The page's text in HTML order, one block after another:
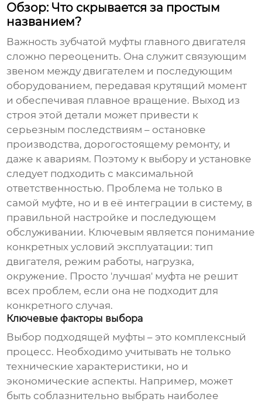
Обзор: Что скрывается за простым
названием?
Важностьзубчатой муфты главного двигателя
сложно переоценить. Она служит связующим
звеном между двигателем и последующим
оборудованием, передавая крутящий момент
и обеспечивая плавное вращение. Выход из
строя этой детали может привести к
серьезным последствиям – остановке
производства, дорогостоящему ремонту, и
даже к авариям. Поэтому к выбору и установке
следует подходить с максимальной
ответственностью. Проблема не только в
самой муфте, но и в её интеграции в систему, в
правильной настройке и последующем
обслуживании. Ключевым является понимание
конкретных условий эксплуатации: тип
двигателя, режим работы, нагрузка,
окружение. Просто 'лучшая' муфта не решит
всех проблем, если она не подходит для
конкретного случая.
Ключевые факторы выбора
Выбор подходящей муфты – это комплексный
процесс. Необходимо учитывать не только
технические характеристики, но и
экономические аспекты. Например, может
быть соблазнительно выбрать наиболее